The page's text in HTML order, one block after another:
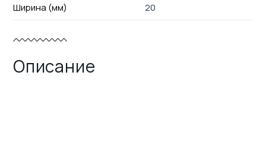
Ширина (мм)
20
Описание